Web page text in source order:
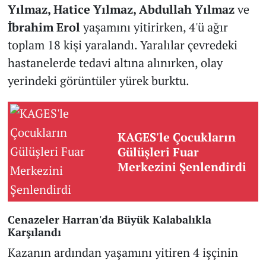
Yılmaz, Hatice Yılmaz, Abdullah Yılmazve
İbrahim Erolyaşamını yitirirken, 4'ü ağır
toplam 18 kişi yaralandı. Yaralılar çevredeki
hastanelerde tedavi altına alınırken, olay
yerindeki görüntüler yürek burktu.
KAGES'le Çocukların
Gülüşleri Fuar
Merkezini Şenlendirdi
Cenazeler Harran'da Büyük Kalabalıkla
Karşılandı
Kazanın ardından yaşamını yitiren 4 işçinin